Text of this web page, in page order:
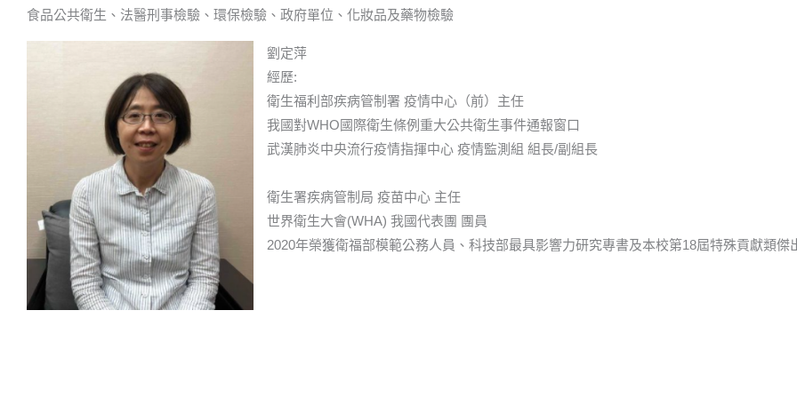
食品公共衛生、法醫刑事檢驗、環保檢驗、政府單位、化妝品及藥物檢驗
劉定萍
經歷:
衛生福利部疾病管制署 疫情中心（前）主任
我國對WHO國際衛生條例重大公共衛生事件通報窗口
武漢肺炎中央流行疫情指揮中心 疫情監測組 組長/副組長
衛生署疾病管制局 疫苗中心 主任
世界衛生大會(WHA) 我國代表團 團員
2020年榮獲衛福部模範公務人員、科技部最具影響力研究專書及本校第18屆特殊貢獻類傑